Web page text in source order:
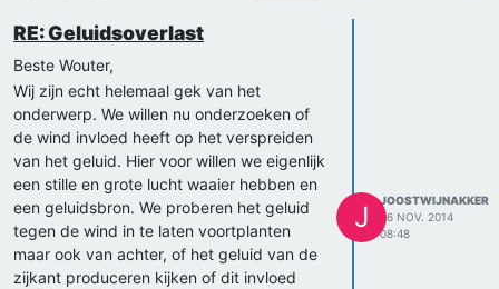
RE: Geluidsoverlast
Beste Wouter,
Wij zijn echt helemaal gek van het
onderwerp. We willen nu onderzoeken of
de wind invloed heeft op het verspreiden
van het geluid. Hier voor willen we eigenlijk
een stille en grote lucht waaier hebben en
een geluidsbron. We proberen het geluid
tegen de wind in te laten voortplanten
maar ook van achter, of het geluid van de
zijkant produceren kijken of dit invloed
J
JOOSTWIJNAKKER
26 NOV. 2014
08:48